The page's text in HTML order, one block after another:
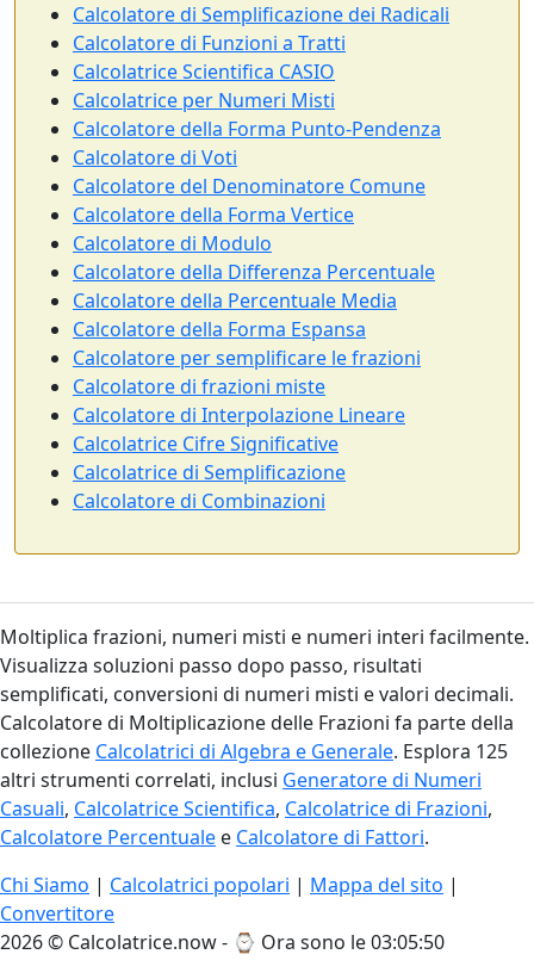
Calcolatore di Semplificazione dei Radicali
Calcolatore di Funzioni a Tratti
Calcolatrice Scientifica CASIO
Calcolatrice per Numeri Misti
Calcolatore della Forma Punto-Pendenza
Calcolatore di Voti
Calcolatore del Denominatore Comune
Calcolatore della Forma Vertice
Calcolatore di Modulo
Calcolatore della Differenza Percentuale
Calcolatore della Percentuale Media
Calcolatore della Forma Espansa
Calcolatore per semplificare le frazioni
Calcolatore di frazioni miste
Calcolatore di Interpolazione Lineare
Calcolatrice Cifre Significative
Calcolatrice di Semplificazione
Calcolatore di Combinazioni
Moltiplica frazioni, numeri misti e numeri interi facilmente.
Visualizza soluzioni passo dopo passo, risultati
semplificati, conversioni di numeri misti e valori decimali.
Calcolatore di Moltiplicazione delle Frazioni fa parte della
collezione Calcolatrici di Algebra e Generale. Esplora 125
altri strumenti correlati, inclusi Generatore di Numeri
Casuali, Calcolatrice Scientifica, Calcolatrice di Frazioni,
Calcolatore Percentuale e Calcolatore di Fattori.
Chi Siamo | Calcolatrici popolari | Mappa del sito |
Convertitore
2026 © Calcolatrice.now - ⌚ Ora sono le 03:05:51